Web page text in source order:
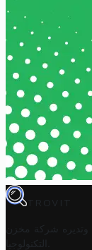
TROVIT
شركة مخزن
التكنولوجيا